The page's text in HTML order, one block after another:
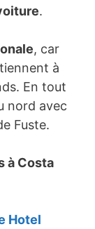
.
, car
à
En tout
nord avec
Fuste.
à Costa
Hotel